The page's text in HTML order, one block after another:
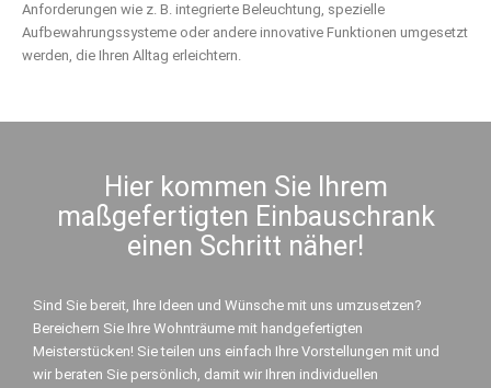
Anforderungen wie z. B. integrierte Beleuchtung, spezielle
Aufbewahrungssysteme oder andere innovative Funktionen umgesetzt
werden, die Ihren Alltag erleichtern.
Hier kommen Sie Ihrem
maßgefertigten Einbauschrank
einen Schritt näher!
Sind Sie bereit, Ihre Ideen und Wünsche mit uns umzusetzen?
Bereichern Sie Ihre Wohnträume mit handgefertigten
Meisterstücken! Sie teilen uns einfach Ihre Vorstellungen mit und
wir beraten Sie persönlich, damit wir Ihren individuellen